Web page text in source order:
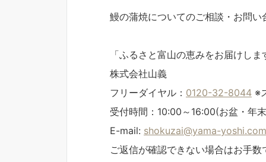
鰻の蒲焼についてのご相談・お問
「ふるさと富山の恵みをお届けし
株式会社山義
フリーダイヤル： 0120-32-8044 ※
受付時間：10:00～16:00(お盆・年
E-mail: shokuzai@yama-yoshi.com
ご返信が確認できない場合はお手